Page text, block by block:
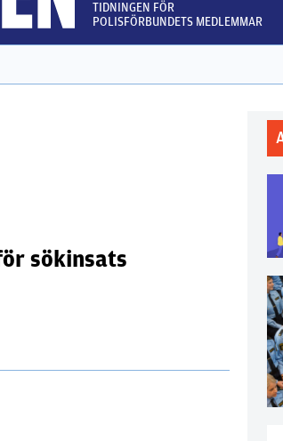
TIDNINGEN FÖR
POLISFÖRBUNDETS MEDLEMMAR
sökinsats